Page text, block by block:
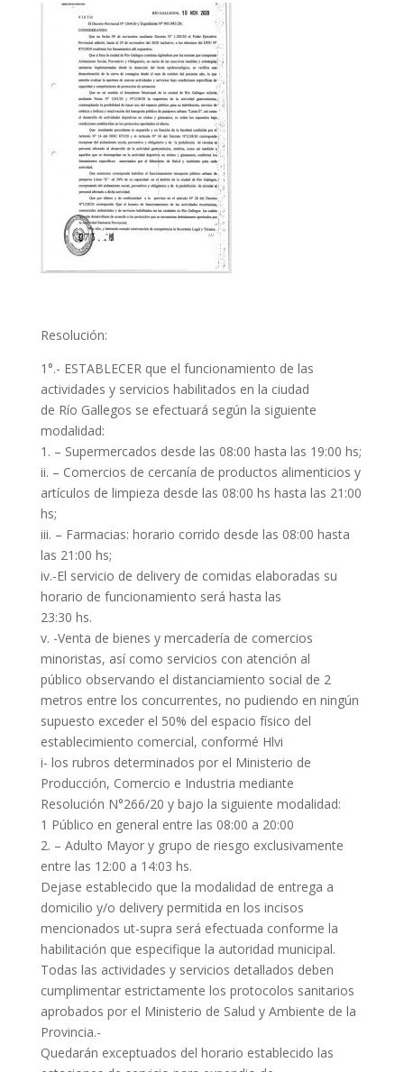
Resolución:
1°.- ESTABLECER que el funcionamiento de las
actividades y servicios habilitados en la ciudad
de Río Gallegos se efectuará según la siguiente
modalidad:
1. – Supermercados desde las 08:00 hasta las 19:00 hs;
ii. – Comercios de cercanía de productos alimenticios y
artículos de limpieza desde las 08:00 hs hasta las 21:00
hs;
iii. – Farmacias: horario corrido desde las 08:00 hasta
las 21:00 hs;
iv.-El servicio de delivery de comidas elaboradas su
horario de funcionamiento será hasta las
23:30 hs.
v. -Venta de bienes y mercadería de comercios
minoristas, así como servicios con atención al
público observando el distanciamiento social de 2
metros entre los concurrentes, no pudiendo en ningún
supuesto exceder el 50% del espacio físico del
establecimiento comercial, conformé Hlvi
i- los rubros determinados por el Ministerio de
Producción, Comercio e Industria mediante
Resolución N°266/20 y bajo la siguiente modalidad:
1 Público en general entre las 08:00 a 20:00
2. – Adulto Mayor y grupo de riesgo exclusivamente
entre las 12:00 a 14:03 hs.
Dejase establecido que la modalidad de entrega a
domicilio y/o delivery permitida en los incisos
mencionados ut-supra será efectuada conforme la
habilitación que especifique la autoridad municipal.
Todas las actividades y servicios detallados deben
cumplimentar estrictamente los protocolos sanitarios
aprobados por el Ministerio de Salud y Ambiente de la
Provincia.-
Quedarán exceptuados del horario establecido las